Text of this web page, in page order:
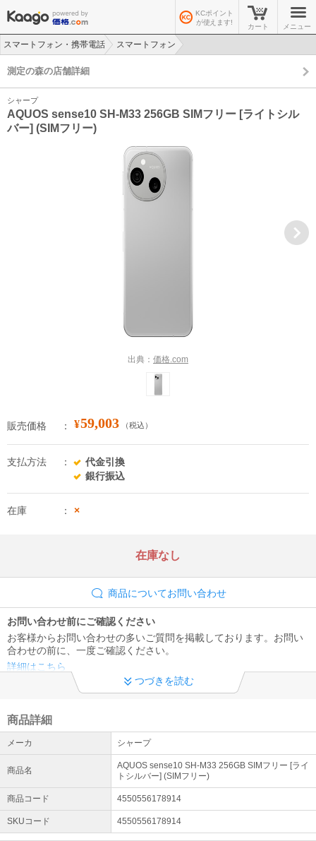
KCポイント
が使えます!
カート メニュー
スマートフォン・携帯電話
スマートフォン
測定の森の店舗詳細
シャープ
AQUOS sense10 SH-M33 256GB SIMフリー [ライトシル
バー] (SIMフリー)
出典： 価格.com
販売価格 ¥59,003 （税込）
支払方法
代金引換
銀行振込
在庫 ×
在庫なし
商品についてお問い合わせ
お問い合わせ前にご確認ください
お客様からお問い合わせの多いご質問を掲載しております。お問い
合わせの前に、一度ご確認ください。
詳細はこちら
領収書及びインボイス制度への対応について
です。 領収書は商品の出荷後、下記URLより発行下さい※代金引換
を除く https://kaago.com/order/receipt/
電話お問い合わせ窓口休止について
※現在、対応履歴の保存のため、お電話でのお問い合わせの対応が出
来ない状態でございます。 ※恐れ入りますが、お問い合わせにつき
ましては問い合わせフォーマットよりお願いいたします。
つづきを読む
商品詳細
メーカ シャープ
商品名
AQUOS sense10 SH-M33 256GB SIMフリー [ライ
トシルバー] (SIMフリー)
商品コード 4550556178914
SKUコード 4550556178914